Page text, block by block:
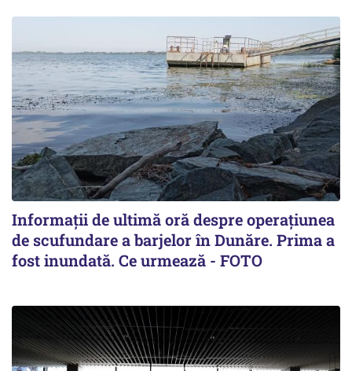
Informații de ultimă oră despre operațiunea
de scufundare a barjelor în Dunăre. Prima a
fost inundată. Ce urmează - FOTO